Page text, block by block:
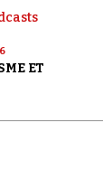
ET